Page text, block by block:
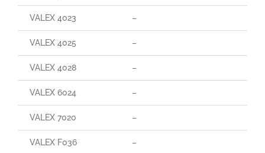
VALEX 4023 –
VALEX 4025 –
VALEX 4028 –
VALEX 6024 –
VALEX 7020 –
VALEX F036 –